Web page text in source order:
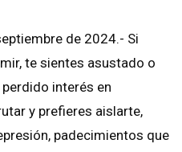
de 2024.- Si
te sientes asustado o
interés en
y prefieres aislarte,
padecimientos que